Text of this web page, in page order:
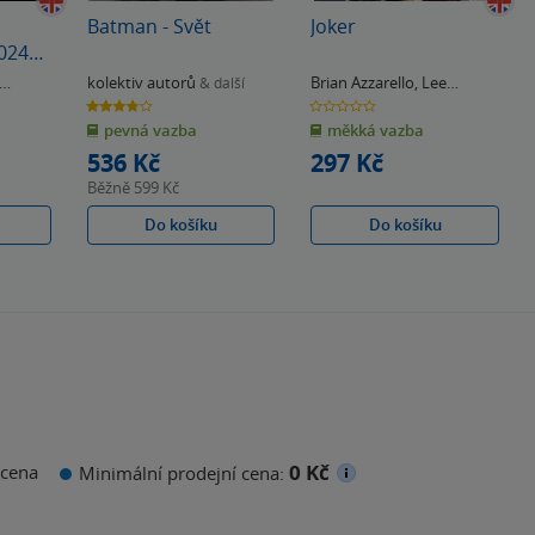
Batman - Svět
kolektiv autorů & další
3.8
z
5
hvězdiček
pevná vazba
536 Kč
Běžně 599 Kč
Do košíku
Joker
Brian Azzarello, Lee
Bermejo
0.0
z
5
hvězdiček
měkká vazba
297 Kč
Do košíku
Minimální prodejní cena: 0 Kč